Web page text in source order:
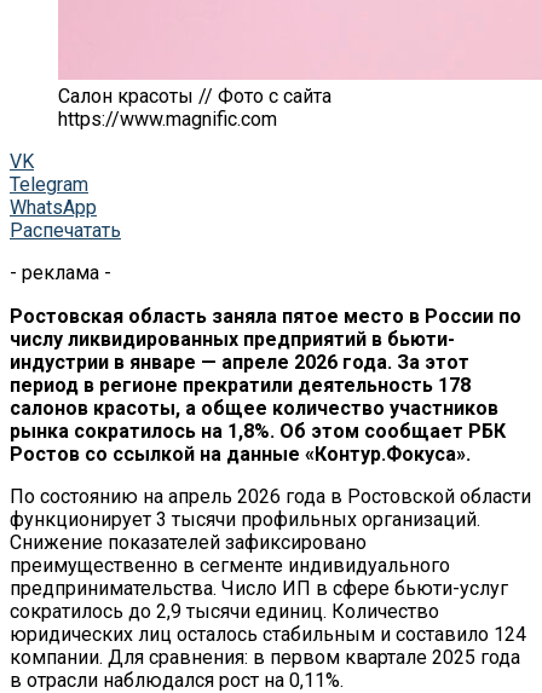
Салон красоты // Фото с сайта
https://www.magnific.com
VK
Telegram
WhatsApp
Распечатать
- реклама -
Ростовская область заняла пятое место в России по
числу ликвидированных предприятий в бьюти-
индустрии в январе — апреле 2026 года. За этот
период в регионе прекратили деятельность 178
салонов красоты, а общее количество участников
рынка сократилось на 1,8%. Об этом сообщает РБК
Ростов со ссылкой на данные «Контур.Фокуса».
По состоянию на апрель 2026 года в Ростовской области
функционирует 3 тысячи профильных организаций.
Снижение показателей зафиксировано
преимущественно в сегменте индивидуального
предпринимательства. Число ИП в сфере бьюти-услуг
сократилось до 2,9 тысячи единиц. Количество
юридических лиц осталось стабильным и составило 124
компании. Для сравнения: в первом квартале 2025 года
в отрасли наблюдался рост на 0,11%.